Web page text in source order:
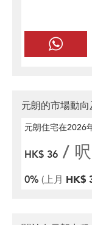
元朗的市場動
元朗住宅在2026
HK$ 36 / 呎
0% (上月 HK$